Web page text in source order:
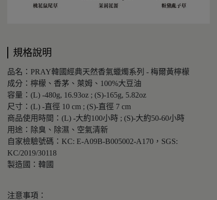
規格說明
品名：PRAY韓國經典天然香氣蠟燭系列 - 梅爾黃檸檬
成分：檸檬、香茅、萊姆、100%大豆油
容量：(L) -480g, 16.93oz ; (S)-165g, 5.82oz
尺寸：(L) -直徑 10 cm ; (S)-直徑 7 cm
商品使用時間：(L) -大約100小時 ; (S)-大約50-60小時
用途：除臭、除濕、空氣清新
自家檢驗號碼：KC: E-A09B-B005002-A170，SGS:
KC/2019/30118
製造國：韓國
注意事項：